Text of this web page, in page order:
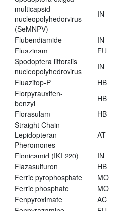
multicapsid
nucleopolyhedorvirus
(SeMNPV)
IN
Flubendiamide IN
Fluazinam
FU
Spodoptera littoralis
nucleopolyhedrovirus
IN
Fluazifop-P
HB
Florpyrauxifen-
benzyl
HB
Florasulam
HB
Straight Chain
Lepidopteran
Pheromones
AT
Flonicamid (IKI-220) IN
Flazasulfuron
HB
Ferric pyrophosphate
MO
Ferric phosphate
MO
Fenpyroximate
AC